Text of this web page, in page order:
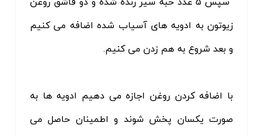
سپس 5 عدد حبه سیر رنده شده و دو قاشق روغن
زیوتون به ادویه های آسیاب شده اضافه می کنیم
و بعد شروع به هم زدن می کنیم.
با اضافه کردن روغن اجازه می دهیم ادویه ها به
صورت یکسان پخش شوند و اطمینان حاصل می